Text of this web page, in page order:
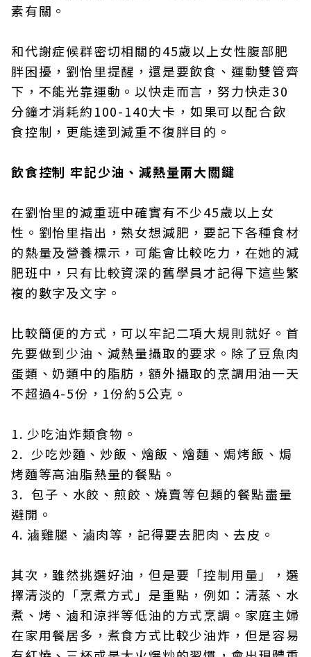
素有關。
和代謝症候群密切相關的45歲以上女性腹部肥
胖困擾，劉怡里提醒，還是要飲食、運動雙管齊
下，不能光靠運動。以快走而言，努力快走30
分鐘才消耗約100-140大卡，如果可以配合飲
食控制，更能達到減重不復胖目的。
飲食控制 牢記少油、減熱量兩大關鍵
在劉怡里的減重班中確實有不少45歲以上女
性。劉怡里指出，熟女想減肥，要記下各種食材
的熱量及營養標示，可能會比較吃力，在她的減
肥班中，只有比較資深的舊學員才記得下這些繁
複的數字及文字。
比較簡便的方式，可以牢記二項大規則就好。首
先要做到少油、減熱量攝取的要求。除了豆魚肉
蛋類、奶類中的脂肪，額外攝取的烹調用油一天
不超過4-5份，1份約5公克。
1. 少吃油炸類食物。
2. 少吃炒麵、炒飯、燴飯、燴麵、焗烤飯、焗
烤麵等高油脂熱量的餐點。
3. 包子、水餃、煎餃、燒賣等包類的餐點盡量
避開。
4. 滷雞腿、滷肉等，記得要去肥肉、去皮。
其次，雖然挑選好油，但是要「控制用量」，選
擇清淡的「烹煮方式」是重點，例如：清蒸、水
煮、烤、滷和涼拌等低油的方式烹調。家庭主婦
在家用餐居多，煮食方式比較少油炸，但是容易